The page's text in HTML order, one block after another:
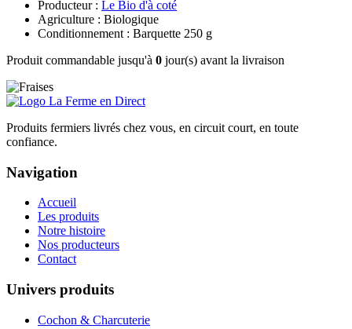
Producteur : Le Bio d'à coté
Agriculture : Biologique
Conditionnement : Barquette 250 g
Produit commandable jusqu'à 0 jour(s) avant la livraison
Produits fermiers livrés chez vous, en circuit court, en toute
confiance.
Navigation
Accueil
Les produits
Notre histoire
Nos producteurs
Contact
Univers produits
Cochon & Charcuterie